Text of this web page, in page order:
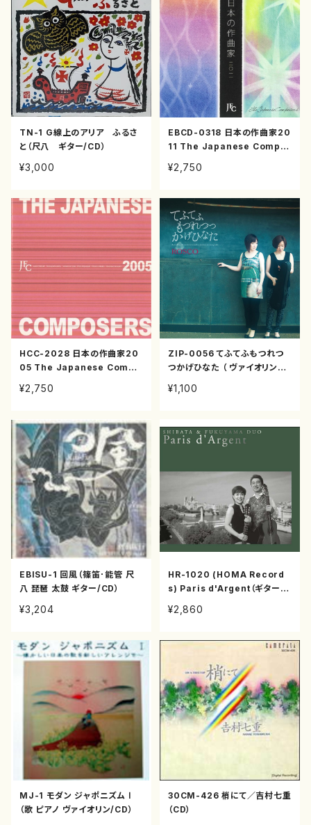
TN-1 G線上のアリア ふるさ
と（尺八 ギター/CD）
¥3,000
EBCD-0318 日本の作曲家20
11 The Japanese Compo
恵子 倉内 直子 金丸 めぐみ 山
¥2,750
HCC-2028 日本の作曲家20
05 The Japanese Compo
新 中村 洋子 今井 重幸 水野 み
¥2,750
ZIP-0056 てふてふもつれつ
つかげひなた （ ヴァイオリン
¥1,100
EBISU-1 回風（篠笛･能管 尺
八 琵琶 太鼓 ギター/CD）
¥3,204
HR-1020 (HOMA Record
s) Paris d'Argent（ギター/C
¥2,860
MJ-1 モダン ジャポニズム Ⅰ
（歌 ピアノ ヴァイオリン/CD）
30CM-426 梢にて／吉村七重
（CD）